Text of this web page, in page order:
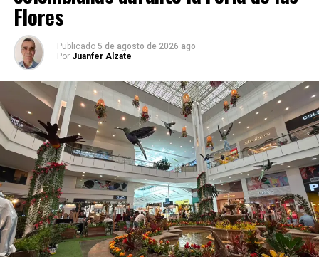
Flores
Publicado 5 de agosto de 2026 ago
Por Juanfer Alzate